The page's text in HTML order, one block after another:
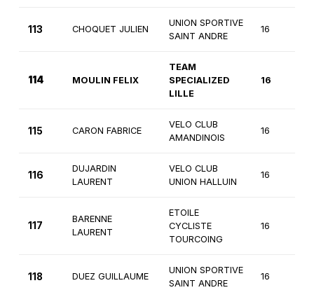
113 CHOQUET JULIEN
UNION SPORTIVE
SAINT ANDRE
16
114 MOULIN FELIX
TEAM
SPECIALIZED
LILLE
16
115 CARON FABRICE
VELO CLUB
AMANDINOIS
16
116
DUJARDIN
LAURENT
VELO CLUB
UNION HALLUIN
16
117
BARENNE
LAURENT
ETOILE
CYCLISTE
TOURCOING
16
118 DUEZ GUILLAUME
UNION SPORTIVE
SAINT ANDRE
16